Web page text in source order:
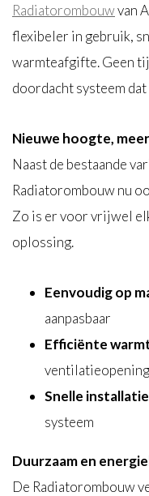
Radiatorombouwvan
flexibeler in gebruik,
warmteafgifte. Geen
doordacht systeem
Nieuwe hoogte,
Naast de bestaande
Radiatorombouw nu
Zo is er voor vrijwel
oplossing.
Eenvoudig op
aanpasbaar
Efficiënte
Snelle installatie
systeem
Duurzaam en
De Radiatorombouw